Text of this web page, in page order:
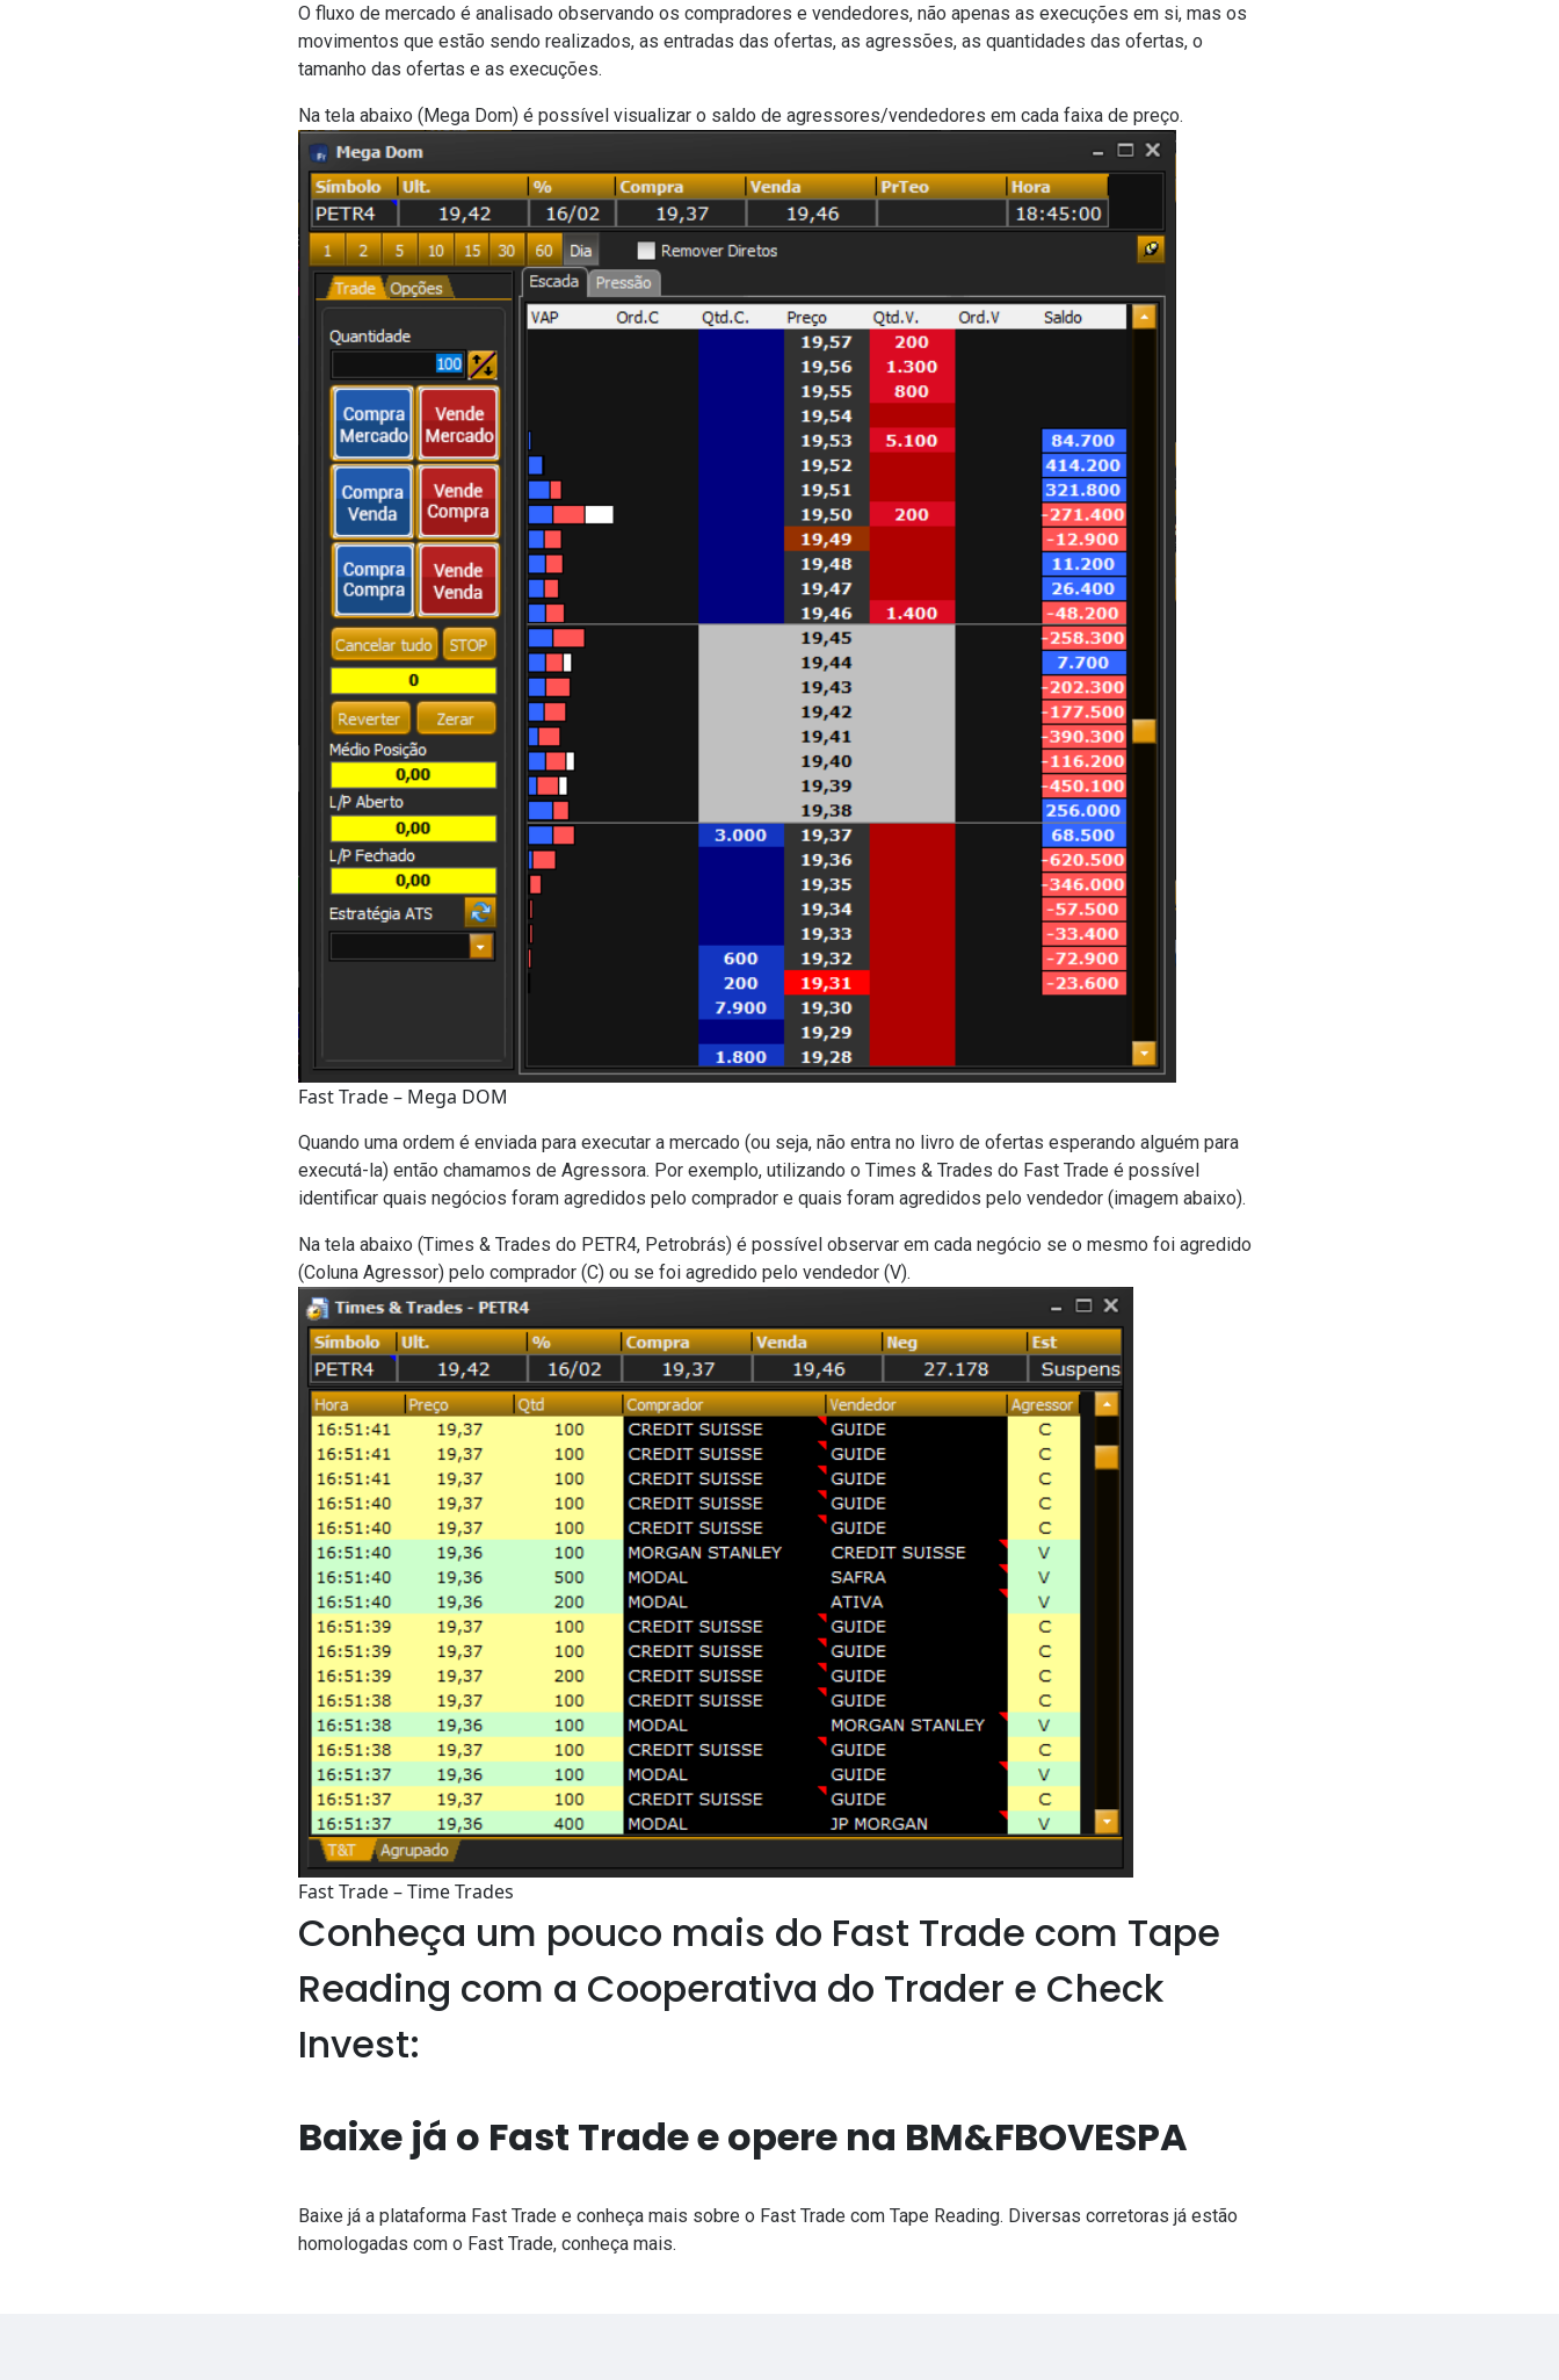
O fluxo de mercado é analisado observando os compradores e vendedores, não apenas as execuções em si, mas os
movimentos que estão sendo realizados, as entradas das ofertas, as agressões, as quantidades das ofertas, o
tamanho das ofertas e as execuções.
Na tela abaixo (Mega Dom) é possível visualizar o saldo de agressores/vendedores em cada faixa de preço.
Fast Trade – Mega DOM
Quando uma ordem é enviada para executar a mercado (ou seja, não entra no livro de ofertas esperando alguém para
executá-la) então chamamos de Agressora. Por exemplo, utilizando o Times & Trades do Fast Trade é possível
identificar quais negócios foram agredidos pelo comprador e quais foram agredidos pelo vendedor (imagem abaixo).
Na tela abaixo (Times & Trades do PETR4, Petrobrás) é possível observar em cada negócio se o mesmo foi agredido
(Coluna Agressor) pelo comprador (C) ou se foi agredido pelo vendedor (V).
Fast Trade – Time Trades
Conheça um pouco mais do Fast Trade com Tape
Reading com a Cooperativa do Trader e Check
Invest:
Baixe já o Fast Trade e opere na BM&FBOVESPA
Baixe já a plataforma Fast Trade e conheça mais sobre o Fast Trade com Tape Reading. Diversas corretoras já estão
homologadas com o Fast Trade, conheça mais.